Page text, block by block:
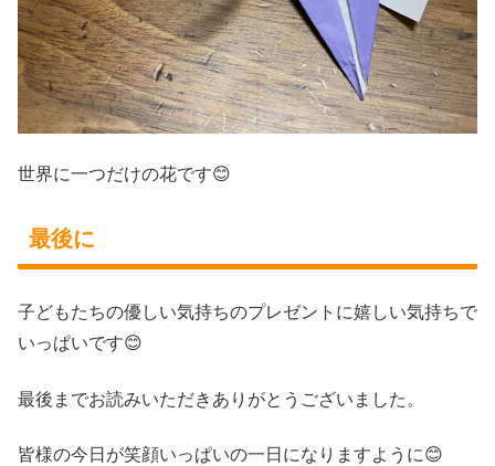
世界に一つだけの花です😊
最後に
子どもたちの優しい気持ちのプレゼントに嬉しい気持ちで
いっぱいです😊
最後までお読みいただきありがとうございました。
皆様の今日が笑顔いっぱいの一日になりますように😊